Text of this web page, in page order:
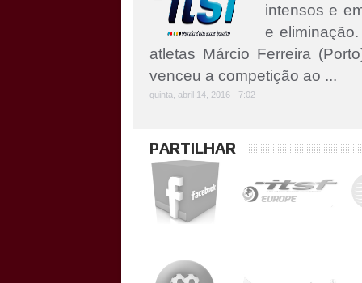
intensos e
e
atletas Márcio Ferreira
venceu a competição ao ...
quinta, abril 14, 2016 - 7:02
PARTILHAR